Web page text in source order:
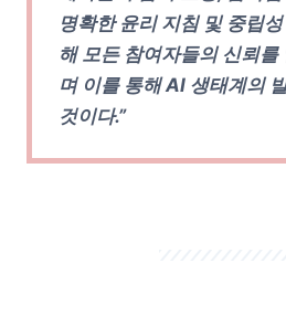
명확한 윤리 지침 및 중립
해 모든 참여자들의 신뢰를
며 이를 통해 AI 생태계의
것이다.”